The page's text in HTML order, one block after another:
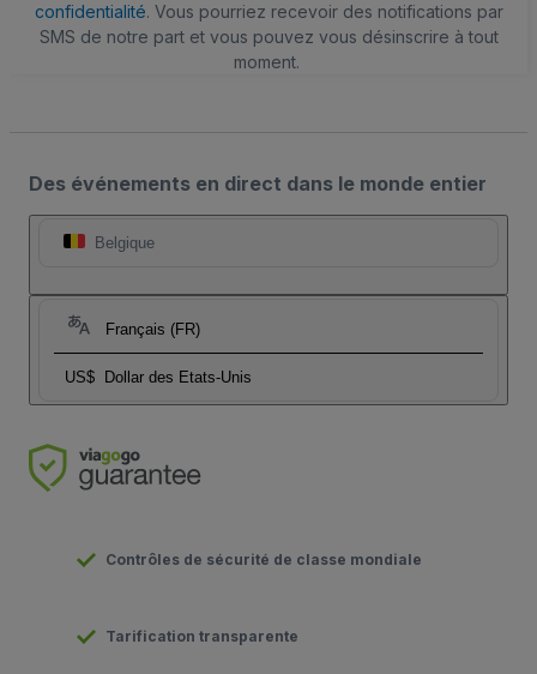
confidentialité. Vous pourriez recevoir des notifications par
SMS de notre part et vous pouvez vous désinscrire à tout
moment.
Des événements en direct dans le monde entier
Belgique
Français (FR)
US$ Dollar des Etats-Unis
Contrôles de sécurité de classe mondiale
Tarification transparente